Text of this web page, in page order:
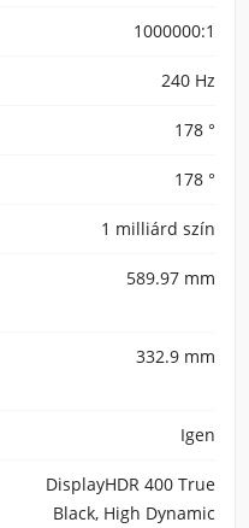
1000000:1
240 Hz
178 °
178 °
1 milliárd szín
589.97 mm
332.9 mm
Igen
DisplayHDR 400 True
Black, High Dynamic